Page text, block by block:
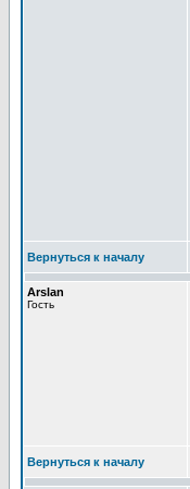
Вернуться к началу
Arslan
Гость
Вернуться к началу